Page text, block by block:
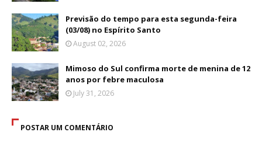
Previsão do tempo para esta segunda-feira
(03/08) no Espírito Santo
August 02, 2026
Mimoso do Sul confirma morte de menina de 12
anos por febre maculosa
July 31, 2026
POSTAR UM COMENTÁRIO